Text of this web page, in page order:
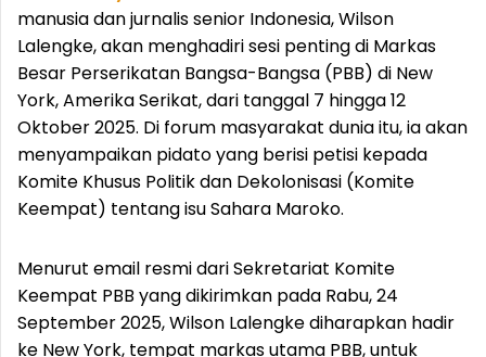
manusia dan jurnalis senior Indonesia, Wilson
Lalengke, akan menghadiri sesi penting di Markas
Besar Perserikatan Bangsa-Bangsa (PBB) di New
York, Amerika Serikat, dari tanggal 7 hingga 12
Oktober 2025. Di forum masyarakat dunia itu, ia akan
menyampaikan pidato yang berisi petisi kepada
Komite Khusus Politik dan Dekolonisasi (Komite
Keempat) tentang isu Sahara Maroko.
Menurut email resmi dari Sekretariat Komite
Keempat PBB yang dikirimkan pada Rabu, 24
September 2025, Wilson Lalengke diharapkan hadir
ke New York, tempat markas utama PBB, untuk